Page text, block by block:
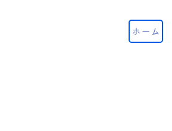
ホーム